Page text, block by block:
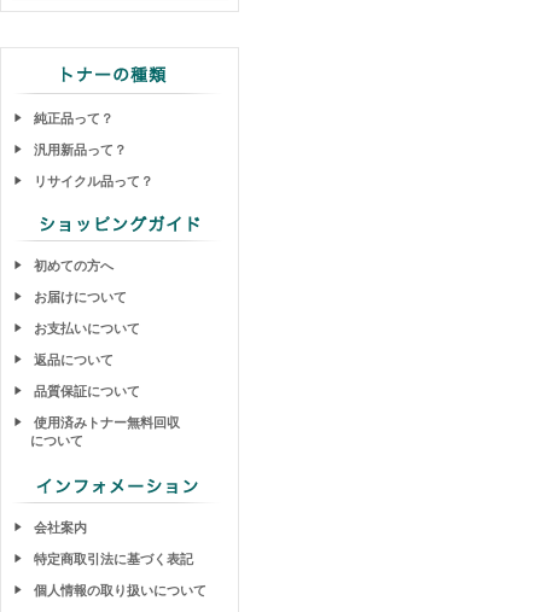
純正品って？
汎用新品って？
リサイクル品って？
初めての方へ
お届けについて
お支払いについて
返品について
品質保証について
使用済みトナー無料回収
について
会社案内
特定商取引法に基づく表記
個人情報の取り扱いについて